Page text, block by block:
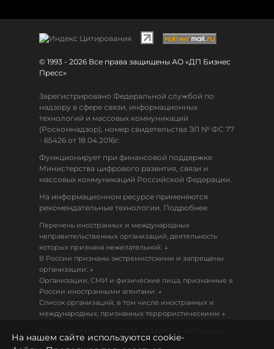
© 1993 - 2026 Все права защищены АО «ДП Бизнес
Пресс»
Зарегистрировано Федеральной службой по
надзору в сфере связи, информационных
технологий и массовых коммуникаций
(Роскомнадзор), номер свидетельства ЭЛ № ФС 77
- 65426 от 18.04.2016г.
Функционирует при финансовой поддержке
Министерства цифрового развития, связи и
массовых коммуникаций Российской Федерации.
На информационном ресурсе применяются
рекомендательные технологии. Подробнее.
Перечень иностранных и международных
неправительственных организаций, деятельность
которых признана нежелательной: ↓
В России признаны экстремистскими и запрещены
организации: ↓
Организации, СМИ и физические лица, признанные в
России иностранными агентами: ↓
Список организаций, в том числе иностранных и
международных, признанных террористическими ↓
18+
На нашем сайте используются cookie-